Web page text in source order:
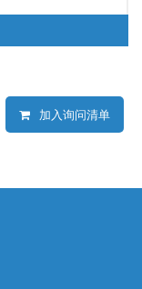
加入询问清单